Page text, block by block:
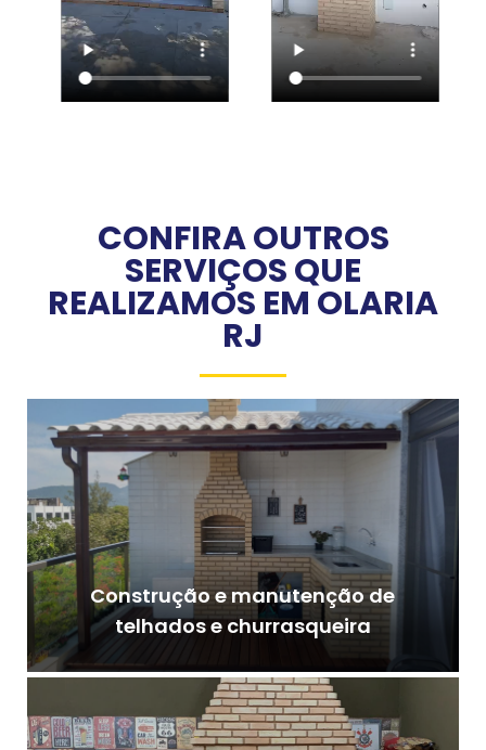
CONFIRA OUTROS
SERVIÇOS QUE
REALIZAMOS EM OLARIA
RJ
Construção e manutenção de
telhados e churrasqueira